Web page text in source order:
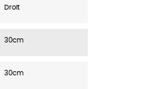
Droit
30cm
30cm